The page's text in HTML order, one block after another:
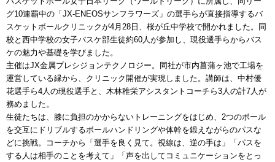
グ10連覇中の「JX‐ENEOSサンフラワーズ」の選手らが直接指導するバ
スケットボールクリニックが4月28日、桜が丘中学校で開かれました。同
校と西中学校の女子バスケ部生徒約60人が参加し、現役選手らからバス
ケの魅力や基礎を学びました。
主催はJX金属プレシジョンテクノロジー。同社が市内菖蒲ヶ池で工場を
運営している縁から、クリニック開催が実現しました。講師は、中村優
花選手ら4人の現役選手と、木林稚栄アシスタントコーチら3人の計7人が
務めました。
生徒たちは、膝に負担のかからないトレーニングをはじめ、2つのボール
を交互にドリブルするボールハンドリングや体幹を鍛えながらのパスな
どに挑戦。コーチから「選手を良く見て。視線は、逆の手は」「パスを
する人は相手のことを考えて」「声を出してコミュニケーションをとっ